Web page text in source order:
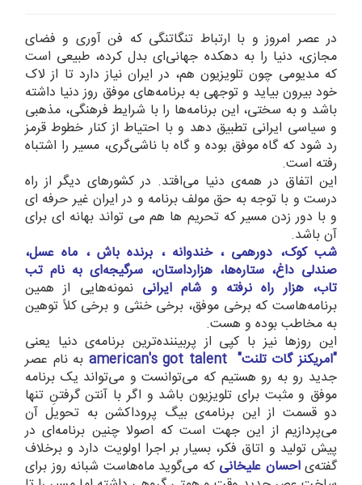
در عصر امروز و با ارتباط تنگاتنگی که فن آوری و فضای
مجازی، دنیا را به دهکده جهانی‌ای بدل کرده، طبیعی است
که مدیومی چون تلویزیون هم، در ایران نیاز دارد تا از لاک
خود بیرون بیاید و توجهی به برنامه‌های موفق روز دنیا داشته
باشد و به سختی، این برنامه‌ها را با شرایط فرهنگی، مذهبی
و سیاسی ایرانی تطبیق دهد و با احتیاط از کنار خطوط قرمز
رد شود که گاه موفق بوده و گاه با ناشی‌گری، مسیر را اشتباه
رفته است.
این اتفاق در همه‌ی دنیا می‌افتد. در کشورهای دیگر از راه
درست و با توجه به حق مولف برنامه و در ایران غیر حرفه ای
و با دور زدن مسیر که تحریم ها هم می تواند بهانه ای برای
آن باشد.
شب کوک، دورهمی ، خندوانه ، برنده باش ، ماه عسل،
صندلی داغ، ستاره‌ها، هزارداستان، سرگیجه‌ای به نام تب
تاب، هزار راه نرفته و شام ایرانی نمونه‌هایی از همین
برنامه‌هاست که برخی موفق، برخی خنثی و برخی کلاً توهین
به مخاطب بوده و هست.
این روزها نیز با کپی از پربیننده‌ترین برنامه‌ی دنیا یعنی
"امریکنز گات تلنت" american's got talent
به نام عصر
جدید رو به رو هستیم که می‌توانست و می‌تواند یک برنامه
موفق و مثبت برای تلویزیون باشد و اگر با آنتن گرفتنِ تنها
دو قسمت از این برنامه‌ی بیگ پروداکشن به تحویل آن
می‌پردازیم از این جهت است که اصولا چنین برنامه‌ای در
پیش تولید و اتاق فکر، بسیار بر اجرا اولویت دارد و برخلاف
گفته‌یاحسان علیخانی که می‌گوید ماه‌هاست شبانه روز برای